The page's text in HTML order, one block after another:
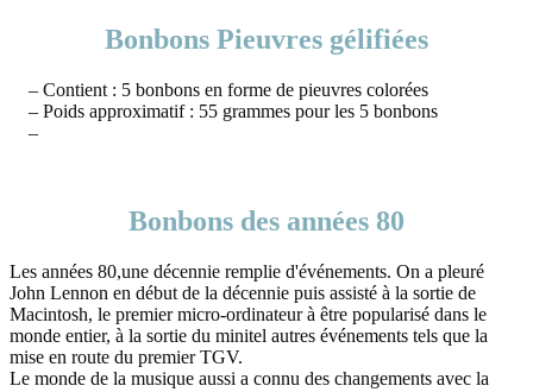
Bonbons Pieuvres gélifiées
– Contient : 5 bonbons en forme de pieuvres colorées
– Poids approximatif : 55 grammes pour les 5 bonbons
–
Bonbons des années 80
Les années 80,une décennie remplie d'événements. On a pleuré
John Lennon en début de la décennie puis assisté à la sortie de
Macintosh, le premier micro-ordinateur à être popularisé dans le
monde entier, à la sortie du minitel autres événements tels que la
mise en route du premier TGV.
Le monde de la musique aussi a connu des changements avec la